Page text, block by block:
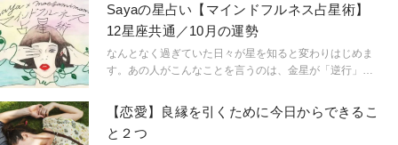
Sayaの星占い【マインドフルネス占星術】
12星座共通／10月の運勢
なんとなく過ぎていた日々が星を知ると変わりはじめま
す。あの人がこんなことを言うのは、金星が「逆行」し
い。こんなにも気持ちが盛り上がるのは満月だからと言
うように。星という眼鏡をもつことで、小さなささやき
や予兆にも気づき始め、「今、ここ」に集中できるよう
【恋愛】良縁を引くために今日からできるこ
と２つ